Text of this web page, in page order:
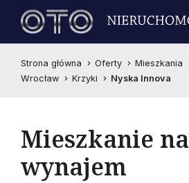
Strona główna Oferty Mieszkania
Wrocław
Krzyki Nyska Innova
Mieszkanie na
wynajem